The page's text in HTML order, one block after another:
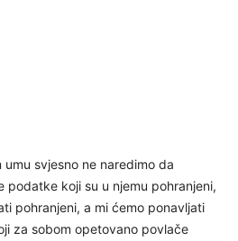
svjesno ne naredimo da
podatke koji su u njemu pohranjeni,
pohranjeni, a mi ćemo ponavljati
za sobom opetovano povlače